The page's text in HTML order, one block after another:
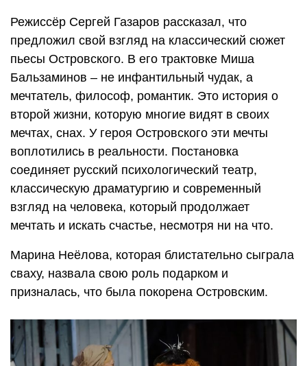
Режиссёр Сергей Газаров рассказал, что
предложил свой взгляд на классический сюжет
пьесы Островского. В его трактовке Миша
Бальзаминов – не инфантильный чудак, а
мечтатель, философ, романтик. Это история о
второй жизни, которую многие видят в своих
мечтах, снах. У героя Островского эти мечты
воплотились в реальности. Постановка
соединяет русский психологический театр,
классическую драматургию и современный
взгляд на человека, который продолжает
мечтать и искать счастье, несмотря ни на что.
Марина Неёлова, которая блистательно сыграла
сваху, назвала свою роль подарком и
призналась, что была покорена Островским.